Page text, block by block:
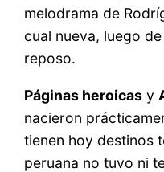
melodrama de
cual nueva, luego
reposo.
Páginas heroicas y
nacieron
tienen hoy destinos
peruana no tuvo ni